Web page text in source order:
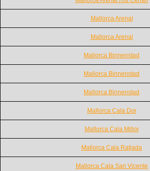
Mallorca Arenal
Mallorca Arenal
Mallorca Binnenstad
Mallorca Binnenstad
Mallorca Binnenstad
Mallorca Cala Dor
Mallorca Cala Millor
Mallorca Cala Ratjada
Mallorca Cala San Vicente